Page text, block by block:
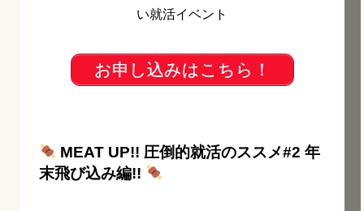
い就活イベント
お申し込みはこちら！
MEAT UP!! 圧倒的就活のススメ#2 年
末飛び込み編!!